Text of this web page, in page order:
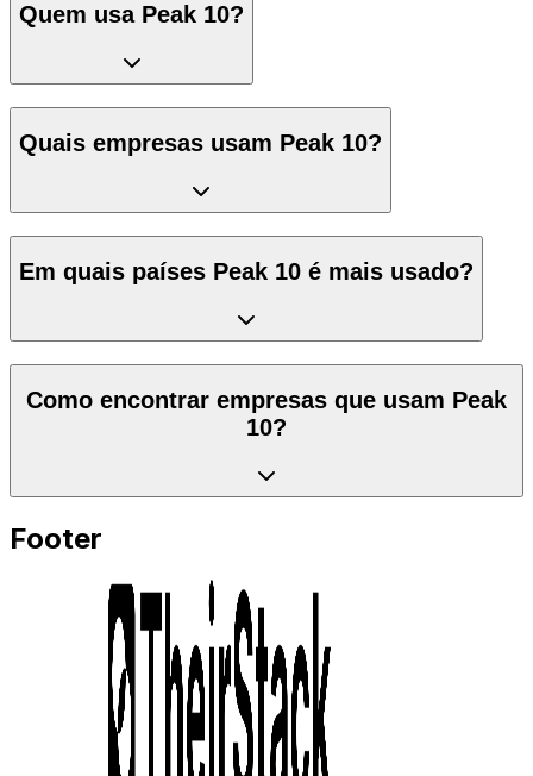
Quem usa Peak 10?
Quais empresas usam Peak 10?
Em quais países Peak 10 é mais usado?
Como encontrar empresas que usam Peak
10?
Footer